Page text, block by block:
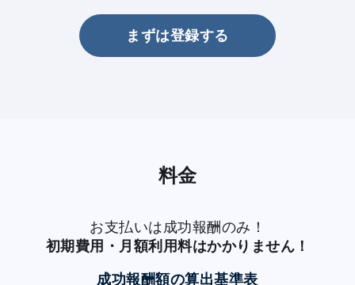
まずは登録する
料金
お支払いは成功報酬のみ！
初期費用・月額利用料はかかりません！
成功報酬額の算出基準表